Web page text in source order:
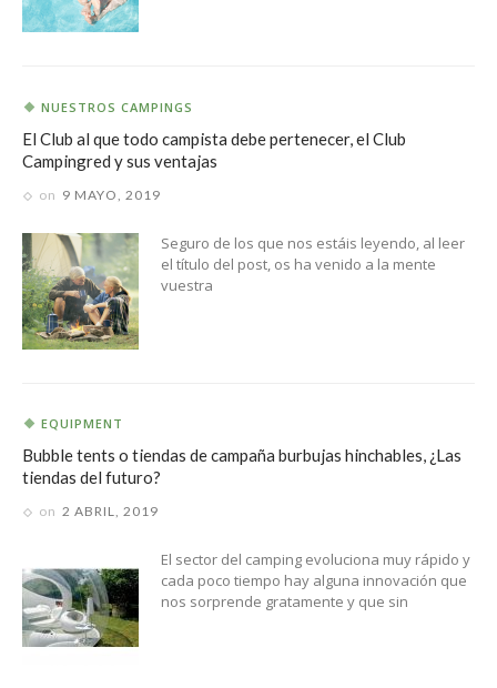
NUESTROS CAMPINGS
El Club al que todo campista debe pertenecer, el Club
Campingred y sus ventajas
on 9 MAYO, 2019
Seguro de los que nos estáis leyendo, al leer
el título del post, os ha venido a la mente
vuestra
EQUIPMENT
Bubble tents o tiendas de campaña burbujas hinchables, ¿Las
tiendas del futuro?
on 2 ABRIL, 2019
El sector del camping evoluciona muy rápido y
cada poco tiempo hay alguna innovación que
nos sorprende gratamente y que sin